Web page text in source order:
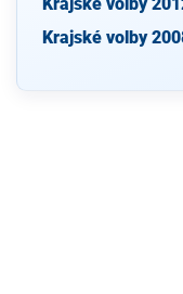
Krajské volby